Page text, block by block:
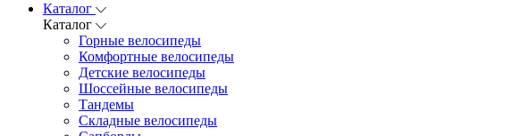
Каталог
Каталог
Горные велосипеды
Комфортные велосипеды
Детские велосипеды
Шоссейные велосипеды
Тандемы
Складные велосипеды